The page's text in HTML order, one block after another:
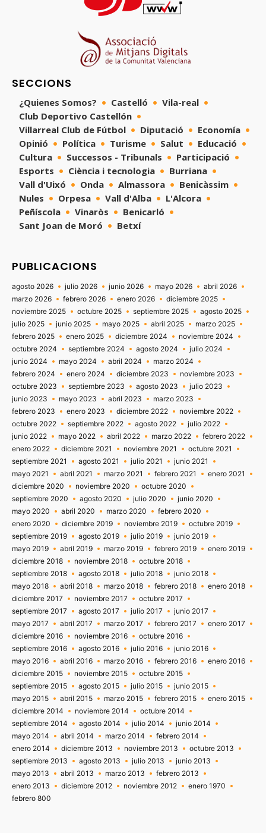
SECCIONS
¿Quienes Somos? Castelló
Vila-real
Club Deportivo Castellón
Villarreal Club de Fútbol
Diputació
Economía
Opinió
Política Turisme Salut
Educació
Cultura
Successos - Tribunals
Participació
Esports
Ciència i tecnologia
Burriana
Vall d'Uixó
Onda Almassora
Benicàssim
Nules
Orpesa Vall d'Alba
L'Alcora
Peñíscola
Vinaròs
Benicarló
Sant Joan de Moró
Betxí
PUBLICACIONS
agosto 2026 julio 2026 junio 2026 mayo 2026
abril 2026
marzo 2026
febrero 2026 enero 2026
diciembre 2025
noviembre 2025
octubre 2025 septiembre 2025
agosto 2025
julio 2025
junio 2025 mayo 2025 abril 2025
marzo 2025
febrero 2025
enero 2025 diciembre 2024
noviembre 2024
octubre 2024
septiembre 2024 agosto 2024
julio 2024
junio 2024
mayo 2024 abril 2024
marzo 2024
febrero 2024
enero 2024 diciembre 2023
noviembre 2023
octubre 2023
septiembre 2023 agosto 2023
julio 2023
junio 2023
mayo 2023 abril 2023
marzo 2023
febrero 2023
enero 2023 diciembre 2022
noviembre 2022
octubre 2022
septiembre 2022 agosto 2022
julio 2022
junio 2022
mayo 2022 abril 2022 marzo 2022
febrero 2022
enero 2022
diciembre 2021 noviembre 2021
octubre 2021
septiembre 2021
agosto 2021 julio 2021
junio 2021
mayo 2021
abril 2021 marzo 2021 febrero 2021
enero 2021
diciembre 2020
noviembre 2020
octubre 2020
septiembre 2020
agosto 2020 julio 2020
junio 2020
mayo 2020
abril 2020 marzo 2020
febrero 2020
enero 2020
diciembre 2019 noviembre 2019
octubre 2019
septiembre 2019
agosto 2019 julio 2019
junio 2019
mayo 2019
abril 2019 marzo 2019 febrero 2019
enero 2019
diciembre 2018
noviembre 2018
octubre 2018
septiembre 2018
agosto 2018 julio 2018
junio 2018
mayo 2018
abril 2018 marzo 2018 febrero 2018
enero 2018
diciembre 2017
noviembre 2017
octubre 2017
septiembre 2017
agosto 2017 julio 2017
junio 2017
mayo 2017
abril 2017 marzo 2017 febrero 2017
enero 2017
diciembre 2016
noviembre 2016
octubre 2016
septiembre 2016
agosto 2016 julio 2016
junio 2016
mayo 2016
abril 2016 marzo 2016 febrero 2016
enero 2016
diciembre 2015
noviembre 2015
octubre 2015
septiembre 2015
agosto 2015 julio 2015
junio 2015
mayo 2015
abril 2015 marzo 2015 febrero 2015
enero 2015
diciembre 2014
noviembre 2014
octubre 2014
septiembre 2014
agosto 2014 julio 2014
junio 2014
mayo 2014
abril 2014 marzo 2014
febrero 2014
enero 2014
diciembre 2013 noviembre 2013
octubre 2013
septiembre 2013
agosto 2013 julio 2013
junio 2013
mayo 2013
abril 2013 marzo 2013
febrero 2013
enero 2013
diciembre 2012 noviembre 2012
enero 1970
febrero 800